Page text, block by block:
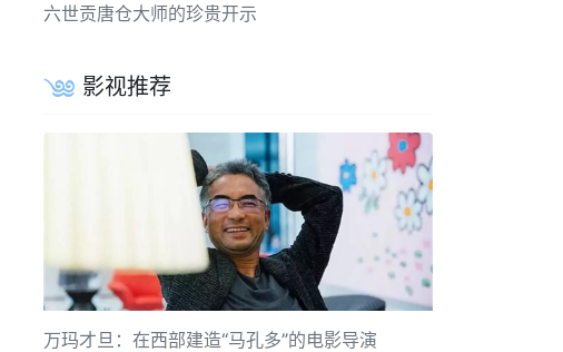
六世贡唐仓大师的珍贵开示
影视推荐
万玛才旦：在西部建造“马孔多”的电影导演